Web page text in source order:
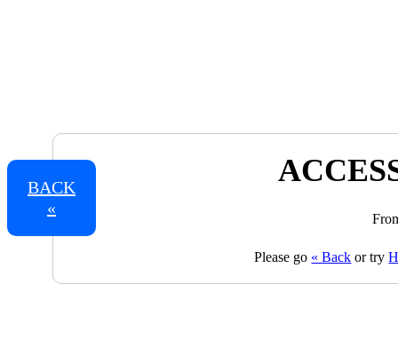
BACK
«
Please go « Back or try